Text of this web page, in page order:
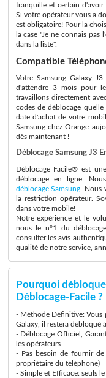
tranquille et certain d'avoir
Si votre opérateur vous a
est obligatoire! Pour la
la case "Je ne connais
dans la liste".
Compatible
Votre Samsung Galaxy
d'attendre 3 mois pour
travaillons directement
codes de déblocage
date d'achat de votre
Samsung chez Orange
dès maintenant !
Déblocage Samsung J3
Déblocage Facile® est
déblocage en ligne.
déblocage Samsung .
la restriction opérateur.
dans votre mobile!
Notre expérience et le
nous le n°1 du
consulter lesavis
qualité de notre service,
Pourquoi
Déblocage-Facile ?
- Méthode Définitive: Vous
Galaxy, il restera débloqué
- Déblocage Officiel,
les opérateurs
- Pas besoin de fournir
propriétaire du téléphone)
- Simple et Efficace: seuls